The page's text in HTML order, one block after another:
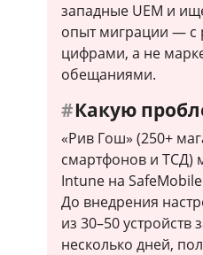
западные UEM и
опыт миграции — с
цифрами, а не
обещаниями.
Какую
«Рив Гош» (250+
смартфонов и ТСД)
Intune на
До внедрения
из 30–50 устройств
несколько дней,